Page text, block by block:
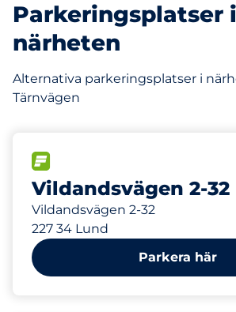
Parkeringsplatser i
närheten
Alternativa parkeringsplatser i
Tärnvägen
Vildandsvägen 2-32
Vildandsvägen 2-32
227 34 Lund
432 m
Parkera här